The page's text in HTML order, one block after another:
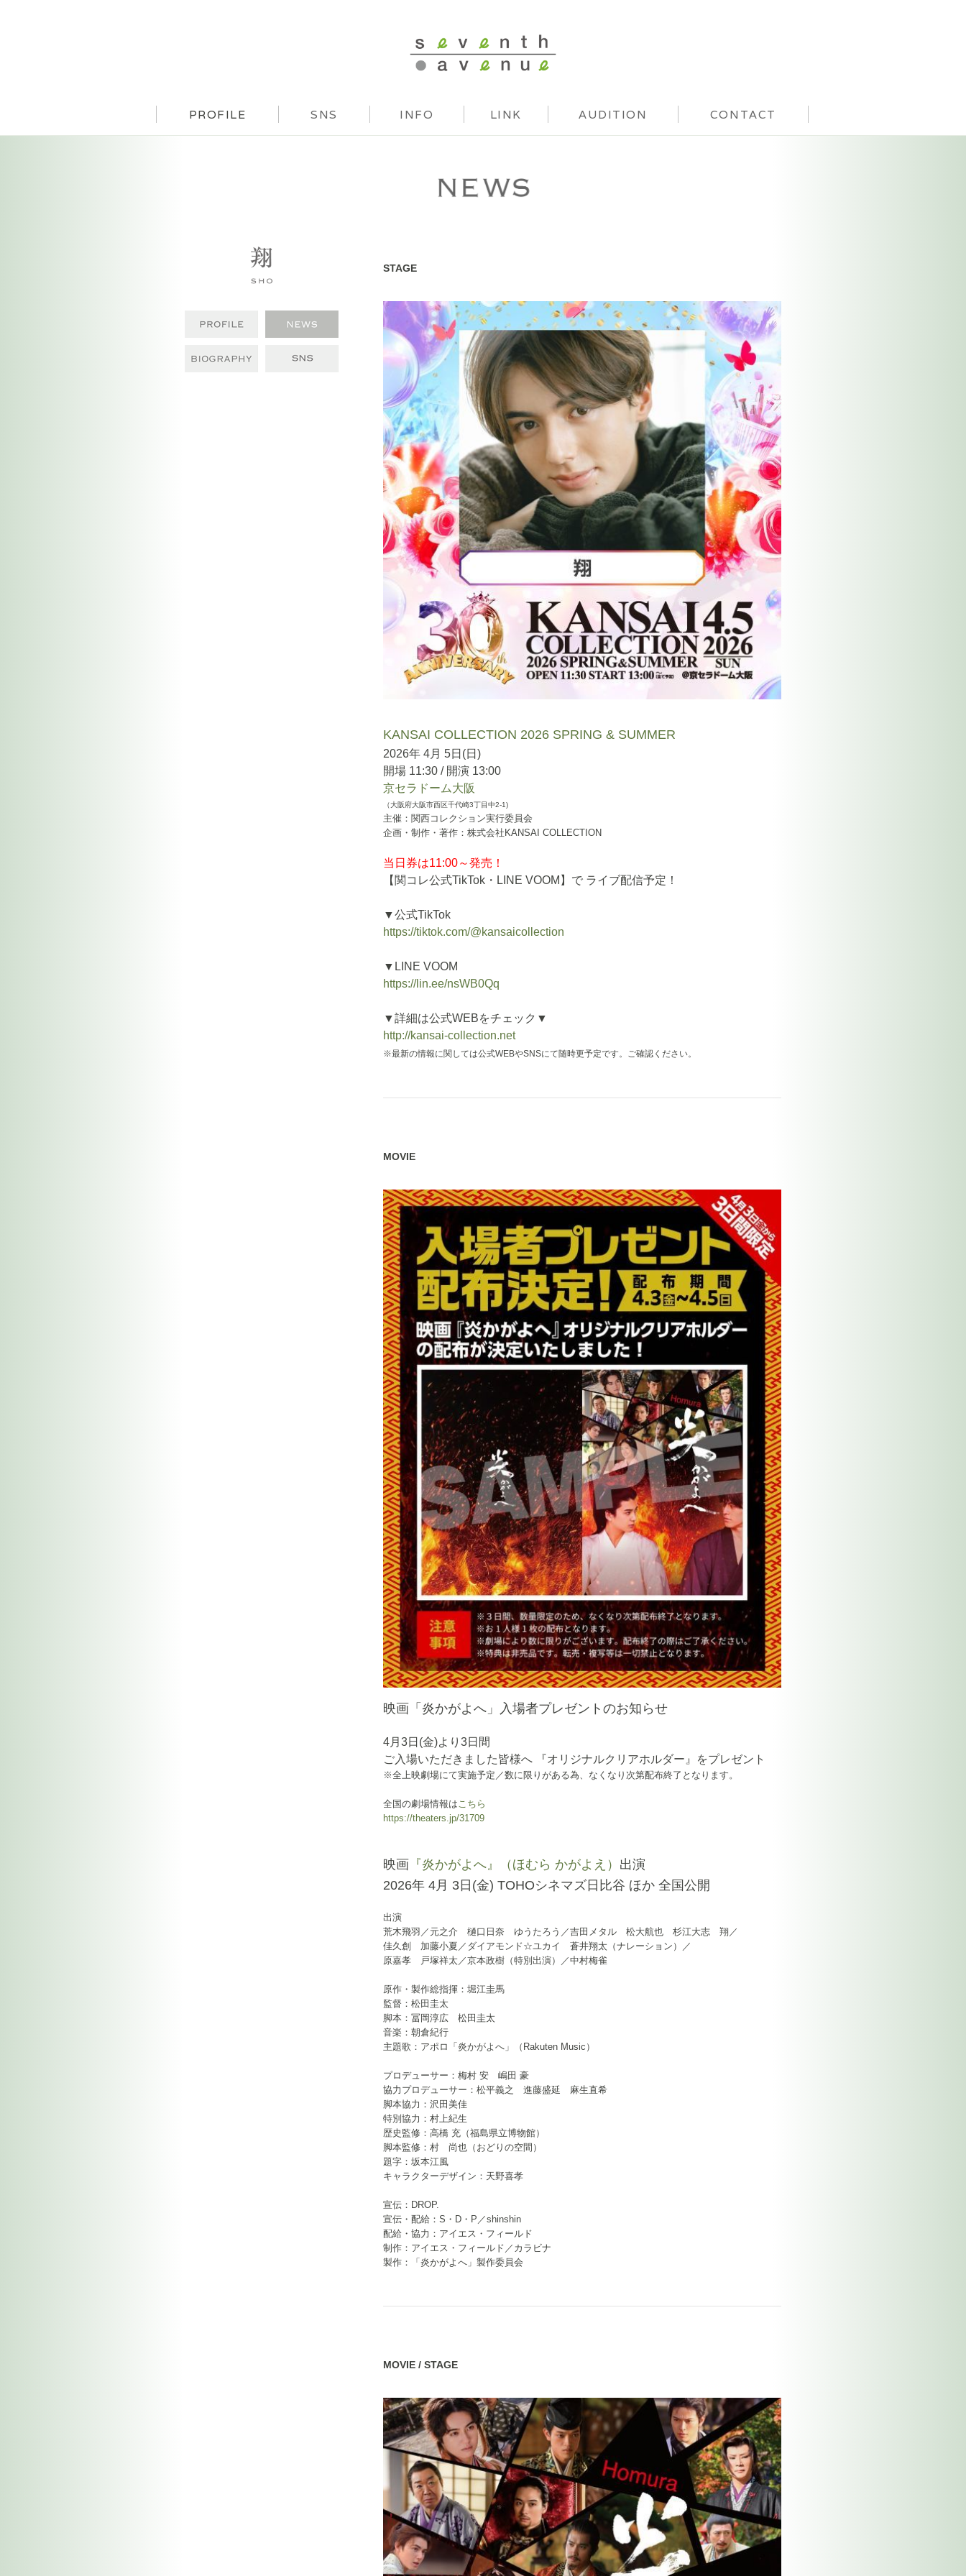
PROFILE SNS INFO LINK AUDITION CONTACT
PROFILE
INSTAGRAM
STAGE
KANSAI COLLECTION 2026 SPRING & SUMMER
2026年 4月 5日(日)
開場 11:30 / 開演 13:00
京セラドーム大阪
（大阪府大阪市西区千代崎3丁目中2-1)
主催：関西コレクション実行委員会
企画・制作・著作：株式会社KANSAI COLLECTION
当日券は11:00～発売！
【関コレ公式TikTok・LINE VOOM】で ライブ配信予定！
▼公式TikTok
https://tiktok.com/@kansaicollection
▼LINE VOOM
https://lin.ee/nsWB0Qq
▼詳細は公式WEBをチェック▼
http://kansai-collection.net
※最新の情報に関しては公式WEBやSNSにて随時更予定です。ご確認ください。
MOVIE
映画「炎かがよへ」入場者プレゼントのお知らせ
4月3日(金)より3日間
ご入場いただきました皆様へ 『オリジナルクリアホルダー』をプレゼント
※全上映劇場にて実施予定／数に限りがある為、なくなり次第配布終了となります。
全国の劇場情報はこちら
https://theaters.jp/31709
映画 『炎かがよへ』（ほむら かがよえ） 出演
2026年 4月 3日(金) TOHOシネマズ日比谷 ほか 全国公開
出演
荒木飛羽／元之介 樋口日奈 ゆうたろう／吉田メタル 松大航也 杉江大志 翔／
佳久創 加藤小夏／ダイアモンド☆ユカイ 蒼井翔太（ナレーション）／
原嘉孝 戸塚祥太／京本政樹（特別出演）／中村梅雀
原作・製作総指揮：堀江圭馬
監督：松田圭太
脚本：冨岡淳広 松田圭太
音楽：朝倉紀行
主題歌：アポロ「炎かがよへ」（Rakuten Music）
プロデューサー：梅村 安 嶋田 豪
協力プロデューサー：松平義之 進藤盛延 麻生直希
脚本協力：沢田美佳
特別協力：村上紀生
歴史監修：高橋 充（福島県立博物館）
脚本監修：村 尚也（おどりの空間）
題字：坂本江風
キャラクターデザイン：天野喜孝
宣伝：DROP.
宣伝・配給：S・D・P／shinshin
配給・協力：アイエス・フィールド
制作：アイエス・フィールド／カラビナ
製作：「炎かがよへ」製作委員会
MOVIE / STAGE